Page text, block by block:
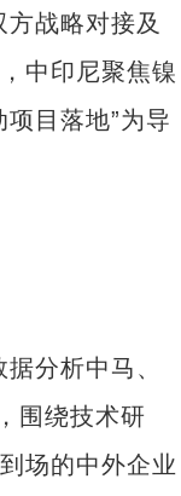
战略对接及
中印尼聚焦镍
目落地”为导
分析中马、
围绕技术研
场的中外企业